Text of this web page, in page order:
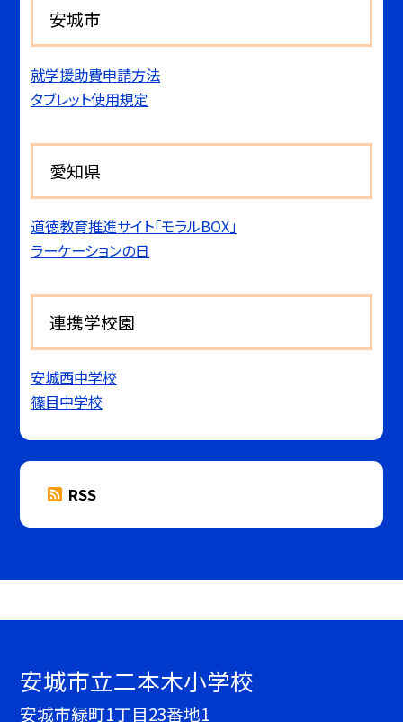
安城市
就学援助費申請方法
タブレット使用規定
愛知県
道徳教育推進サイト「モラルBOX」
ラーケーションの日
連携学校園
安城西中学校
篠目中学校
RSS
安城市立二本木小学校
安城市緑町1丁目23番地1